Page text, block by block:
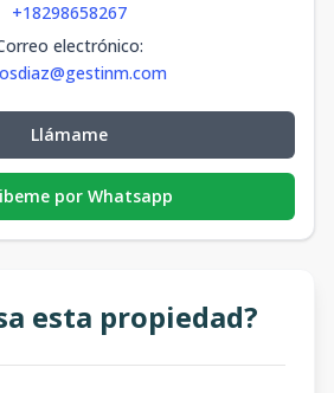
+18298658267
electrónico:
Llámame
por Whatsapp
esta propiedad?